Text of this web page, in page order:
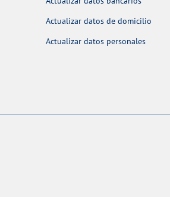
Actualizar datos de domicilio
Actualizar datos personales